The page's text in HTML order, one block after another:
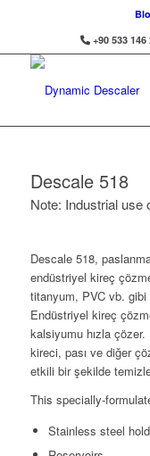
+90 533 146
Descale 518
Note: Industrial use
Descale 518,
endüstriyel kireç
titanyum, PVC vb. gibi
Endüstriyel kireç
kalsiyumu hızla
kireci, pası ve diğer
etkili bir şekilde
This specially-
Stainless steel